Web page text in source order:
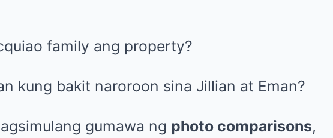
family ang property?
kung bakit naroroon sina Jillian at Eman?
gumawa ng photo comparisons,